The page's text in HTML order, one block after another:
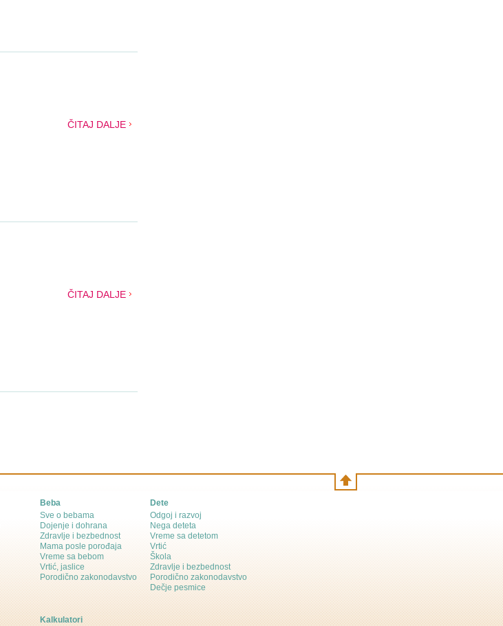
ČITAJ DALJE
ČITAJ DALJE
Beba
Sve o bebama
Dojenje i dohrana
Zdravlje i bezbednost
Mama posle porođaja
Vreme sa bebom
Vrtić, jaslice
Porodično zakonodavstvo
Dete
Odgoj i razvoj
Nega deteta
Vreme sa detetom
Vrtić
Škola
Zdravlje i bezbednost
Porodično zakonodavstvo
Dečje pesmice
Kalkulatori